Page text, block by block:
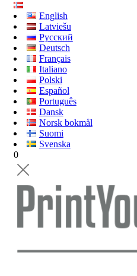
English
Latviešu
Русский
Deutsch
Français
Italiano
Polski
Español
Português
Dansk
Norsk bokmål
Suomi
Svenska
0